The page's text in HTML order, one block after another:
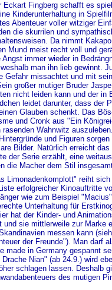
Eckart Fingberg schafft es
Kinderunterhaltung in
Abenteuer voller witziger
die skurrilen und
Da nimmt
Mund meist recht voll und
Angst immer wieder in
man ihn lieb gewinnt.
Gefahr missachtet und mit
großer mutiger Bruder
nicht leiden kann und der in
leidet darunter, dass der
Glauben schenkt. Das
und Cronk aus "Ein
rasenden Wahnwitz
und Figuren
Bilder. Natürlich erreicht
der Serie erzählt, eine
die Macher dem Stil
Limonadenkomplott" reiht
erfolgreicher Kinoauftritte
wie zum Beispiel
Unterhaltung für
hat der Kinder- und
und sie mittlerweile zur Marke
messen kann
der Freunde"). Man darf
made in Germany gespannt
Nian" (ab 24.9.) wird
schlagen lassen. Deshalb
des mutigen